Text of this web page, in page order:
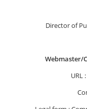
Director of
Webmaster/
URL